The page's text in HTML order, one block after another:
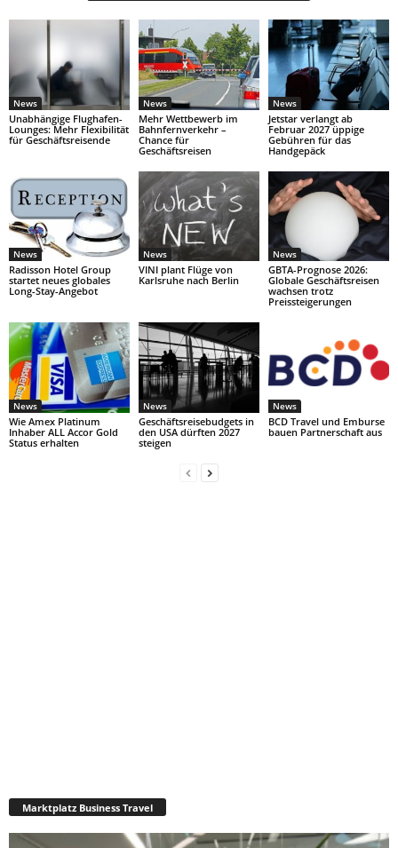
News
Unabhängige Flughafen-
Lounges: Mehr Flexibilität
für Geschäftsreisende
News
Mehr Wettbewerb im
Bahnfernverkehr –
Chance für
Geschäftsreisen
News
Jetstar verlangt ab
Februar 2027 üppige
Gebühren für das
Handgepäck
News
Radisson Hotel Group
startet neues globales
Long-Stay-Angebot
News
VINI plant Flüge von
Karlsruhe nach Berlin
News
GBTA-Prognose 2026:
Globale Geschäftsreisen
wachsen trotz
Preissteigerungen
News
Wie Amex Platinum
Inhaber ALL Accor Gold
Status erhalten
News
Geschäftsreisebudgets in
den USA dürften 2027
steigen
News
BCD Travel und Emburse
bauen Partnerschaft aus
Marktplatz Business Travel